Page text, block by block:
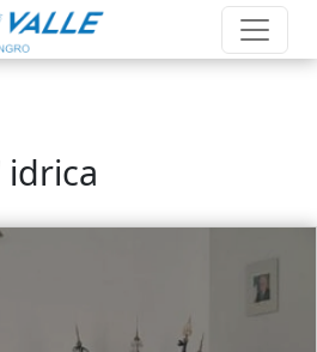
idrica